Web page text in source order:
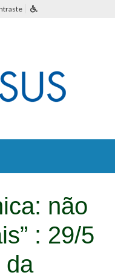
não
: 29/5
da